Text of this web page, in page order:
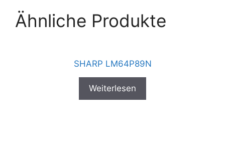
Ähnliche Produkte
SHARP LM64P89N
Weiterlesen